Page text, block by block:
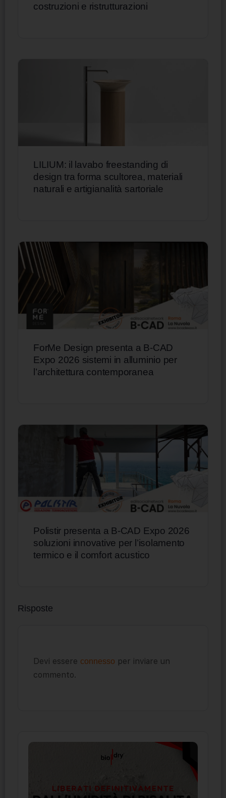
costruzioni e ristrutturazioni
LILIUM: il lavabo freestanding di
design tra forma scultorea, materiali
naturali e artigianalità sartoriale
ForMe Design presenta a B-CAD
Expo 2026 sistemi in alluminio per
l’architettura contemporanea
Polistir presenta a B-CAD Expo 2026
soluzioni innovative per l’isolamento
termico e il comfort acustico
Risposte
Devi essere connesso per inviare un
commento.